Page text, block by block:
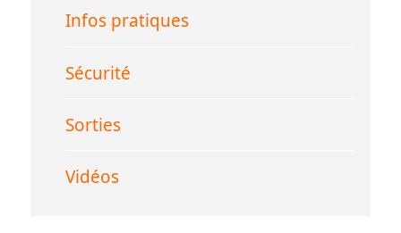
Infos pratiques
Sécurité
Sorties
Vidéos